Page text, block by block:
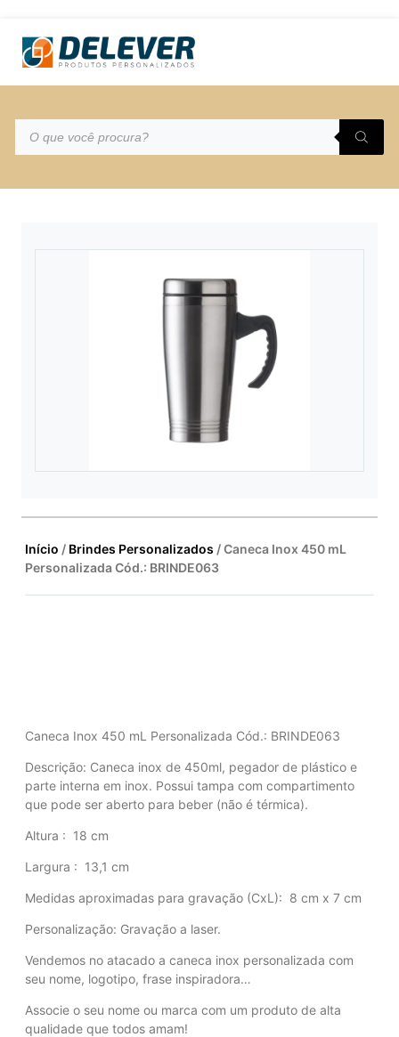
Início / Brindes Personalizados / Caneca Inox 450 mL
Personalizada Cód.: BRINDE063
Caneca Inox 450 mL Personalizada Cód.: BRINDE063
Descrição: Caneca inox de 450ml, pegador de plástico e
parte interna em inox. Possui tampa com compartimento
que pode ser aberto para beber (não é térmica).
Altura : 18 cm
Largura : 13,1 cm
Medidas aproximadas para gravação (CxL): 8 cm x 7 cm
Personalização: Gravação a laser.
Vendemos no atacado a caneca inox personalizada com
seu nome, logotipo, frase inspiradora…
Associe o seu nome ou marca com um produto de alta
qualidade que todos amam!